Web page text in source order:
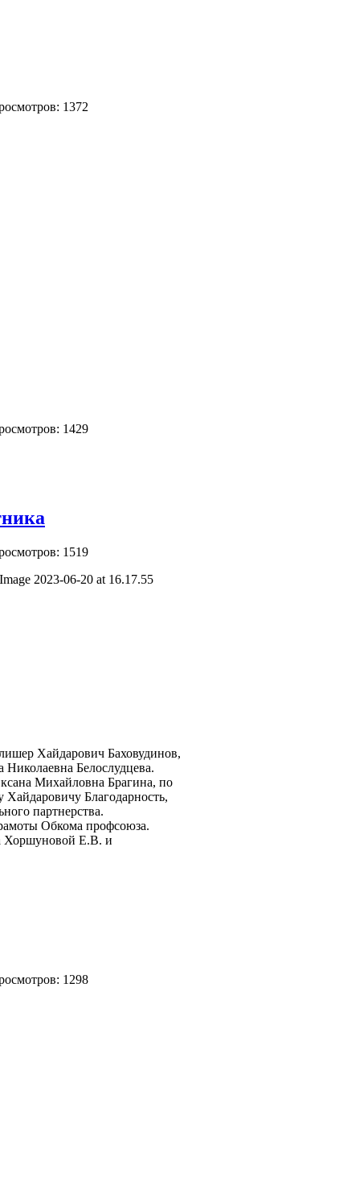
1372
1429
1519
Хайдарович Баховудинов,
Николаевна Белослудцева.
Михайловна Брагина, по
Благодарность,
партнерства.
Обкома профсоюза.
Хоршуновой Е.В. и
1298